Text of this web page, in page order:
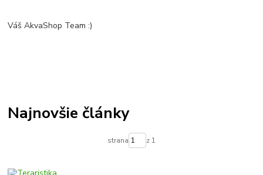
Váš AkvaShop Team :)
Najnovšie články
strana z 1